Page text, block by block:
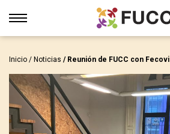
Inicio / Noticias / Reunión de FUCC con Fecovi